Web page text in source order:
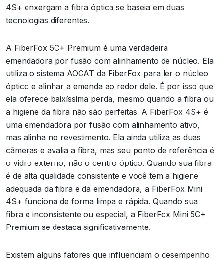
4S+ enxergam a fibra óptica se baseia em duas
tecnologias diferentes.
A FiberFox 5C+ Premium é uma verdadeira
emendadora por fusão com alinhamento de núcleo. Ela
utiliza o sistema AOCAT da FiberFox para ler o núcleo
óptico e alinhar a emenda ao redor dele. É por isso que
ela oferece baixíssima perda, mesmo quando a fibra ou
a higiene da fibra não são perfeitas. A FiberFox 4S+ é
uma emendadora por fusão com alinhamento ativo,
mas alinha no revestimento. Ela ainda utiliza as duas
câmeras e avalia a fibra, mas seu ponto de referência é
o vidro externo, não o centro óptico. Quando sua fibra
é de alta qualidade consistente e você tem a higiene
adequada da fibra e da emendadora, a FiberFox Mini
4S+ funciona de forma limpa e rápida. Quando sua
fibra é inconsistente ou especial, a FiberFox Mini 5C+
Premium se destaca significativamente.
Existem alguns fatores que influenciam o desempenho